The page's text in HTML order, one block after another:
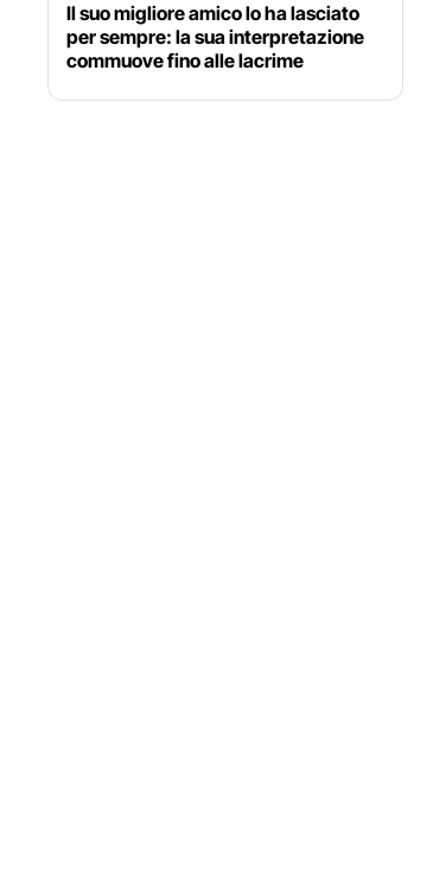
Il suo migliore amico lo ha lasciato
per sempre: la sua interpretazione
commuove fino alle lacrime